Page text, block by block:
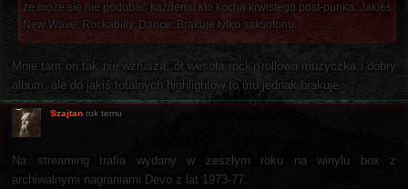
że może się nie podobać każdemu kto kocha krwistego post-punka. Jakieś
New Wave, Rockabilly, Dance. Brakuje tylko saksofonu.
Mnie tam on tak nie wzrusza, ot wesoła rock'n'rollowa muzyczka i dobry
album, ale do jakiś totalnych highlightów to mu jednak brakuje.
Szajtan rok temu
Na streaming trafia wydany w zeszłym roku na winylu box z
archiwalnymi nagraniami Devo z lat 1973-77.